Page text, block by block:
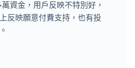
資金，用戶反映不特別好，
反映願意付費支持，也有投